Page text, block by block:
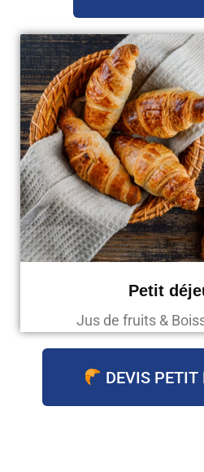
Petit
Jus de fruits &
DEVIS PETIT